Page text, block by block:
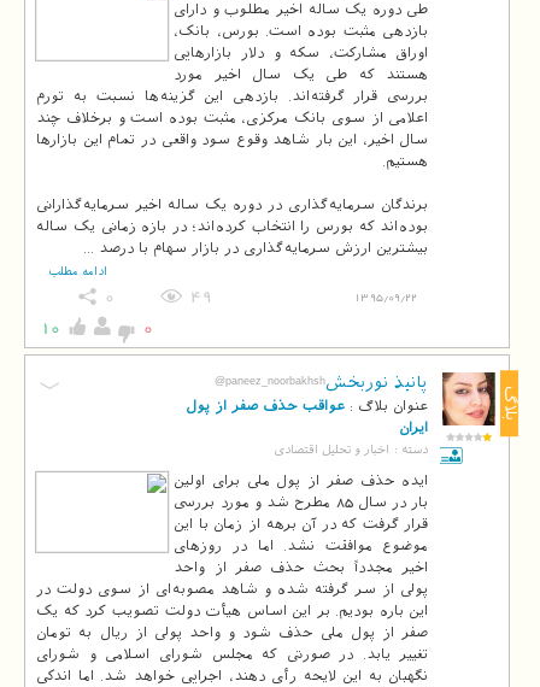
طی دوره یک ساله اخیر مطلوب و دارای
بازدهی مثبت بوده است. بورس، بانک،
اوراق مشارکت، سکه و دلار بازارهایی
هستند که طی یک سال اخیر مورد
بررسی قرار گرفته‌اند. بازدهی این گزینه‌ها نسبت به تورم
اعلامی از سوی بانک مرکزی، مثبت بوده است و برخلاف چند
سال اخیر، این بار شاهد وقوع سود واقعی در تمام این بازارها
برندگان سرمایه‌گذاری در دوره یک ساله اخیر سرمایه‌گذارانی
بوده‌اند که بورس را انتخاب کرده‌اند؛ در بازه زمانی یک ساله
بیشترین ارزش سرمایه‌گذاری در بازار سهام با درصد ...
ادامه مطلب
1395/09/22
49
0
0
10
بلاگ
پانیذ نوربخش@paneez_noorbakhsh
عنوان بلاگ : عواقب حذف صفر از پول
ایران
دسته : اخبار و تحلیل اقتصادی
ایده حذف صفر از پول ملی برای اولین
بار در سال 85 مطرح شد و مورد بررسی
قرار گرفت که در آن برهه از زمان با این
موضوع موافقت نشد. اما در روزهای
اخیر مجدداً بحث حذف صفر از واحد
پولی از سر گرفته شده و شاهد مصوبه‌ای از سوی دولت در
این باره بودیم. بر این اساس هیأت دولت تصویب کرد که یک
صفر از پول ملی حذف شود و واحد پولی از ریال به تومان
تغییر یابد. در صورتی که مجلس شورای اسلامی و شورای
نگهبان به این لایحه رأی دهند، اجرایی خواهد شد. اما اندکی